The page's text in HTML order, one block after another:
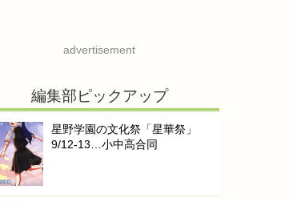
advertisement
編集部ピックアップ
星野学園の文化祭「星華祭」
9/12-13…小中高合同